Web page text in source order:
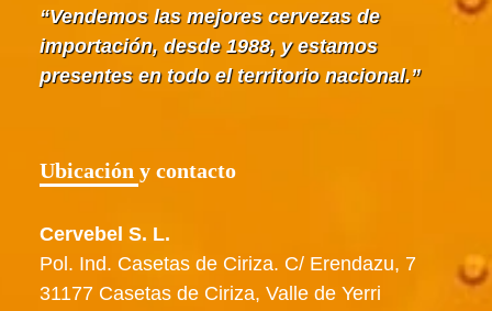
Vendemos las mejores cervezas de
importación, desde 1988, y estamos
presentes en todo el territorio nacional.
Ubicación y contacto
Cervebel S. L.
Pol. Ind. Casetas de Ciriza. C/ Erendazu, 7
31177 Casetas de Ciriza, Valle de Yerri